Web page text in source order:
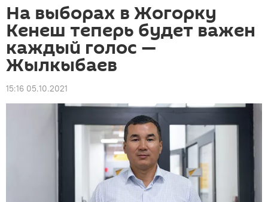
На выборах в Жогорку
Кенеш теперь будет важен
каждый голос —
Жылкыбаев
15:16 05.10.2021